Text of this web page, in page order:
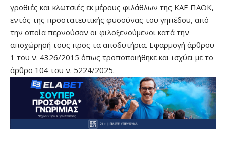
γροθιές και κλωτσιές εκ μέρους φιλάθλων της ΚΑΕ ΠΑΟΚ,
εντός της προστατευτικής φυσούνας του γηπέδου, από
την οποία περνούσαν οι φιλοξενούμενοι κατά την
αποχώρησή τους προς τα αποδυτήρια. Εφαρμογή άρθρου
1 του ν. 4326/2015 όπως τροποποιήθηκε και ισχύει με το
άρθρο 104 του ν. 5224/2025.